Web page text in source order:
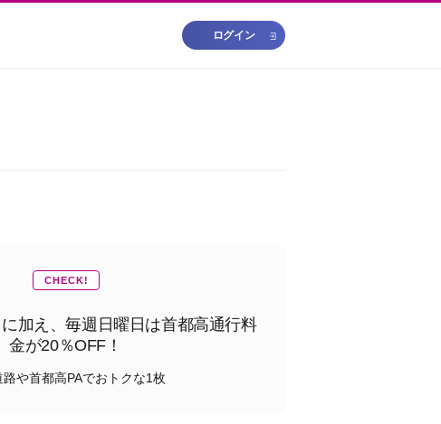
ログイン
CHECK!
加え、毎週日曜日は首都高通行料
金が20％OFF！
路や首都高PAでおトクな1枚